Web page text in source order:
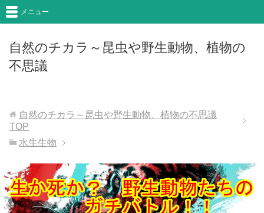
自然のチカラ～昆虫や野生動物、植物の
不思議
メニュー
自然のチカラ～昆虫や野生動物、植物の不思議
TOP
水生生物